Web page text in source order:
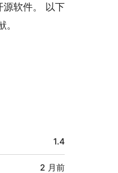
源软件。 以下
1.4
2 月前